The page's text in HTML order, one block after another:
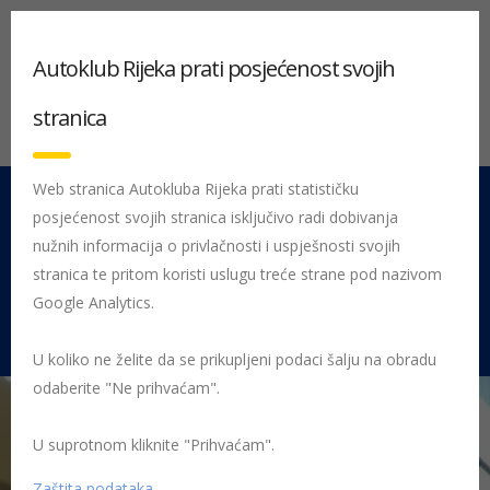
051 212 442 Centrala
Pon - Pet 08:00 - 16:00
Rujevica 9/1, 51000 Rijeka
Početna Posljednje objavljene novosti
Autoklub Rijeka prati posjećenost svojih
stranica
Web stranica Autokluba Rijeka prati statističku
posjećenost svojih stranica isključivo radi dobivanja
nužnih informacija o privlačnosti i uspješnosti svojih
stranica te pritom koristi uslugu treće strane pod nazivom
Google Analytics.
U koliko ne želite da se prikupljeni podaci šalju na obradu
odaberite "Ne prihvaćam".
U suprotnom kliknite "Prihvaćam".